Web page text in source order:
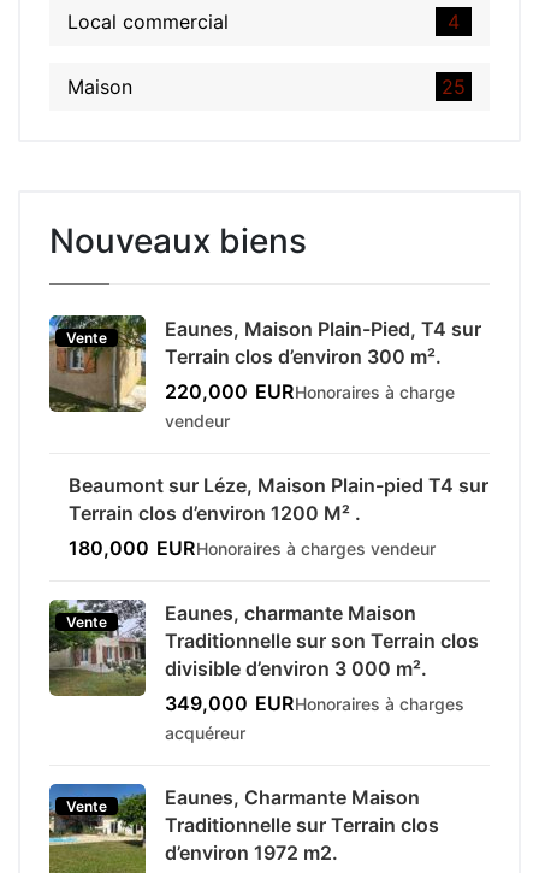
Local commercial 4
Maison 25
Nouveaux biens
Vente
Eaunes, Maison Plain-Pied, T4 sur
Terrain clos d’environ 300 m².
220,000 EURHonoraires à charge
vendeur
Vente
Beaumont sur Léze, Maison Plain-pied T4 sur
Terrain clos d’environ 1200 M² .
180,000 EURHonoraires à charges vendeur
Vente
Eaunes, charmante Maison
Traditionnelle sur son Terrain clos
divisible d’environ 3 000 m².
349,000 EURHonoraires à charges
acquéreur
Vente
Eaunes, Charmante Maison
Traditionnelle sur Terrain clos
d’environ 1972 m2.